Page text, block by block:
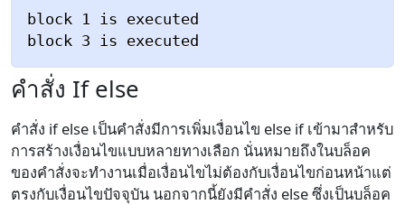
block 1 is executed
คำสั่ง If else
คำสั่ง if else เป็นคำสั่งมีการเพิ่มเงื่อนไข else if เข้ามาสำหรับ
การสร้างเงื่อนไขแบบหลายทางเลือก นั่นหมายถึงในบล็อค
ของคำสั่งจะทำงานเมื่อเงื่อนไขไม่ต้องกับเงื่อนไขก่อนหน้าแต่
ตรงกับเงื่อนไขปัจจุบัน นอกจากนี้ยังมีคำสั่ง else ซึ่งเป็นบล็อค